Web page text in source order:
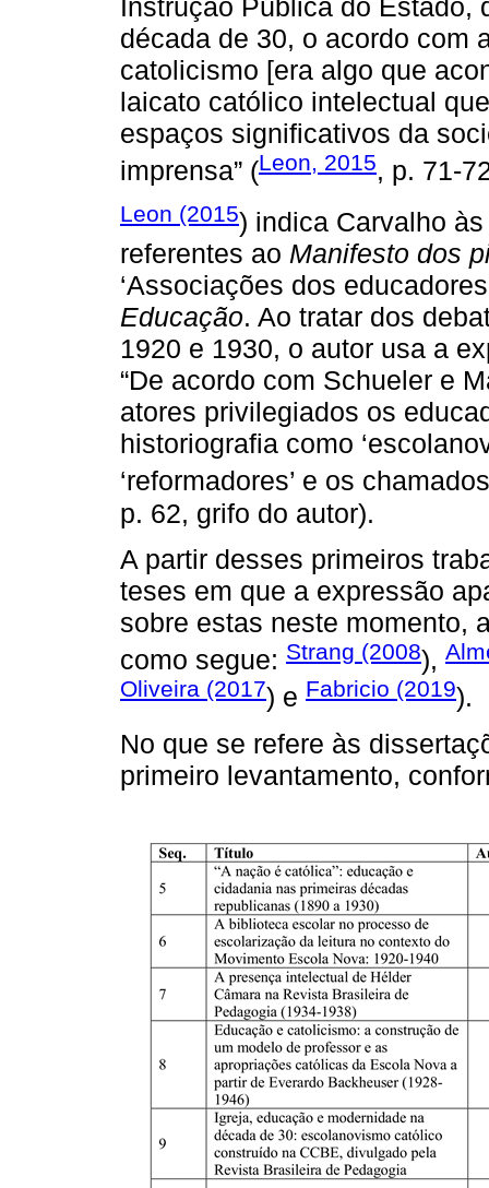
década de 30, o acordo com
catolicismo [era algo que
laicato católico intelectual
espaços significativos da
imprensa” (Leon, 2015, p. 71-
Leon (2015) indica Carvalho
referentes ao Manifesto dos
‘Associações dos
Educação. Ao tratar dos
1920 e 1930, o autor usa a
“De acordo com Schueler e
atores privilegiados os
historiografia como
‘reformadores’ e os
p. 62, grifo do autor).
A partir desses primeiros
teses em que a expressão
sobre estas neste momento,
como segue: Strang (2008),
Oliveira (2017) e Fabricio (2019).
No que se refere às
primeiro levantamento,